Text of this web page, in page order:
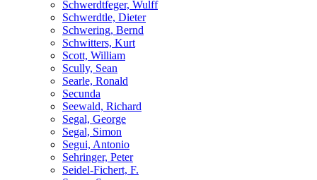
Schwerdtfeger, Wulff
Schwerdtle, Dieter
Schwering, Bernd
Schwitters, Kurt
Scott, William
Scully, Sean
Searle, Ronald
Secunda
Seewald, Richard
Segal, George
Segal, Simon
Segui, Antonio
Sehringer, Peter
Seidel-Fichert, F.